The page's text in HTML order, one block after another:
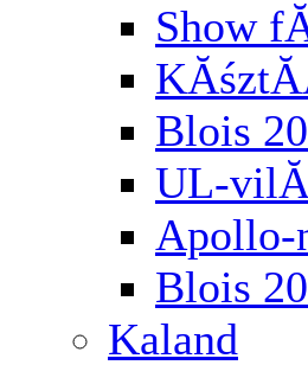
Show
Blois
UL-
Apollo-
Blois
Kaland